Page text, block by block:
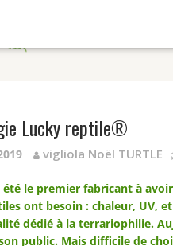
Lucky reptile®
vigliola Noël TURTLE
été le premier fabricant à
ont besoin : chaleur, UV,
dédié à la terrariophilie.
public. Mais difficile de